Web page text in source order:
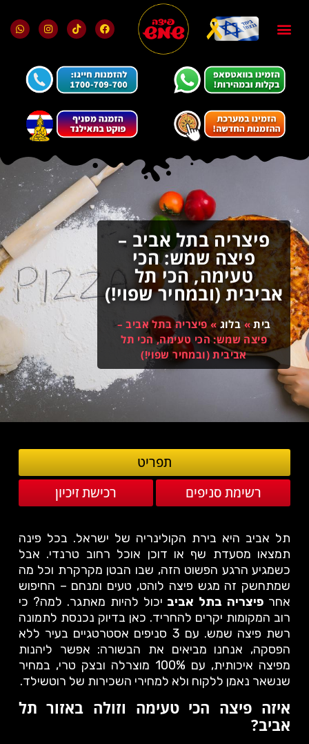
פיצריה בתל אביב –
פיצה שמש: הכי
טעימה, הכי תל
אביבית (ובמחיר שפוי!)
בית»בלוג»פיצריה בתל אביב –
פיצה שמש: הכי טעימה, הכי תל
אביבית (ובמחיר שפוי!)
תפריט
רשימת סניפים
רכישת זיכיון
תל אביב היא בירת הקולינריה של ישראל. בכל פינה
תמצאו מסעדת שף או דוכן אוכל רחוב טרנדי. אבל
כשמגיע הרגע הפשוט הזה, שבו הבטן מקרקרת וכל מה
שמתחשק זה מגש פיצה לוהט, טעים ומנחם – החיפוש
אחר פיצריה בתל אביב יכול להיות מאתגר. למה? כי
רוב המקומות יקרים להחריד. כאן בדיוק נכנסת לתמונה
רשת פיצה שמש. עם 3 סניפים אסטרטגיים בעיר ללא
הפסקה, אנחנו מביאים את הבשורה: אפשר ליהנות
מפיצה איכותית, עם 100% מוצרלה ובצק טרי, במחיר
שנשאר נאמן ללקוח ולא למחירי השכירות של רוטשילד.
איזה פיצה הכי טעימה וזולה באזור תל
אביב?